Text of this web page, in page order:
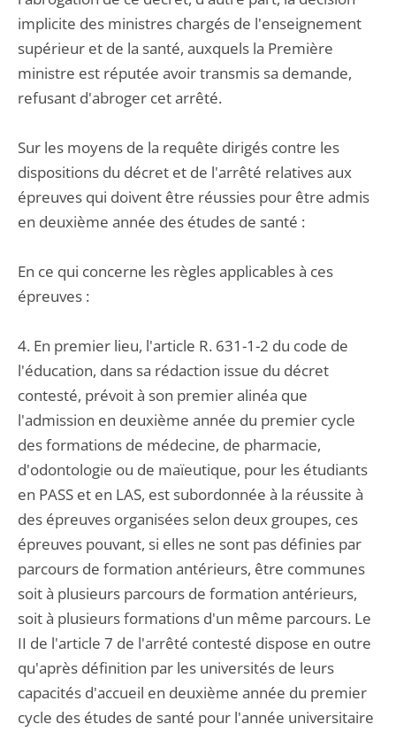
implicite des ministres chargés de l'enseignement
supérieur et de la santé, auxquels la Première
ministre est réputée avoir transmis sa demande,
refusant d'abroger cet arrêté.
Sur les moyens de la requête dirigés contre les
dispositions du décret et de l'arrêté relatives aux
épreuves qui doivent être réussies pour être admis
en deuxième année des études de santé :
En ce qui concerne les règles applicables à ces
épreuves :
4. En premier lieu, l'article R. 631-1-2 du code de
l'éducation, dans sa rédaction issue du décret
contesté, prévoit à son premier alinéa que
l'admission en deuxième année du premier cycle
des formations de médecine, de pharmacie,
d'odontologie ou de maïeutique, pour les étudiants
en PASS et en LAS, est subordonnée à la réussite à
des épreuves organisées selon deux groupes, ces
épreuves pouvant, si elles ne sont pas définies par
parcours de formation antérieurs, être communes
soit à plusieurs parcours de formation antérieurs,
soit à plusieurs formations d'un même parcours. Le
II de l'article 7 de l'arrêté contesté dispose en outre
qu'après définition par les universités de leurs
capacités d'accueil en deuxième année du premier
cycle des études de santé pour l'année universitaire